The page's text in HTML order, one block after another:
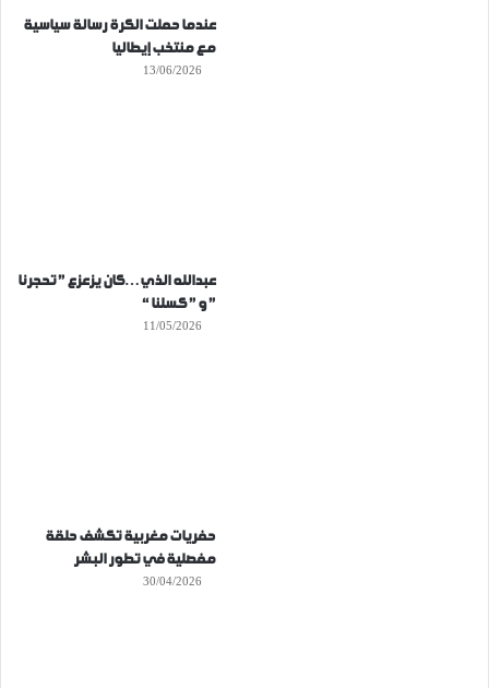
عندما حملت الكرة رسالة سياسية
مع منتخب إيطاليا
13/06/2026
عبدالله الذي…كان يزعزع ” تحجرنا
” و ” كسلنا “
11/05/2026
حفريات مغربية تكشف حلقة
مفصلية في تطور البشر
30/04/2026